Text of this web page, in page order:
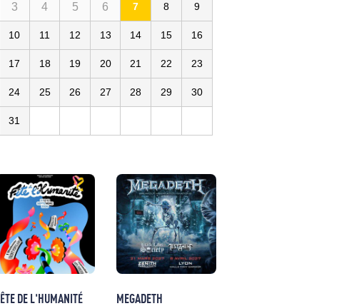
3 4 5 6 7 8 9
10 11 12 13 14 15 16
17 18 19 20 21 22 23
24 25 26 27 28 29 30
31
DE L'HUMANITÉ MEGADETH